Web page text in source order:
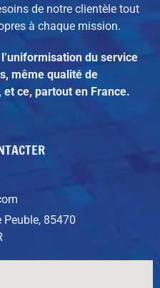
de notre clientèle tout
à chaque mission.
du service
même qualité de
ce, partout en France.
Peuble, 85470